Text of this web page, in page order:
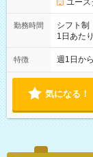
ユース
勤務時間
シフト制
1日あた
の間で4～8
日4時間から勤務
変動 ※曜
特徴 週1日か
気になる！